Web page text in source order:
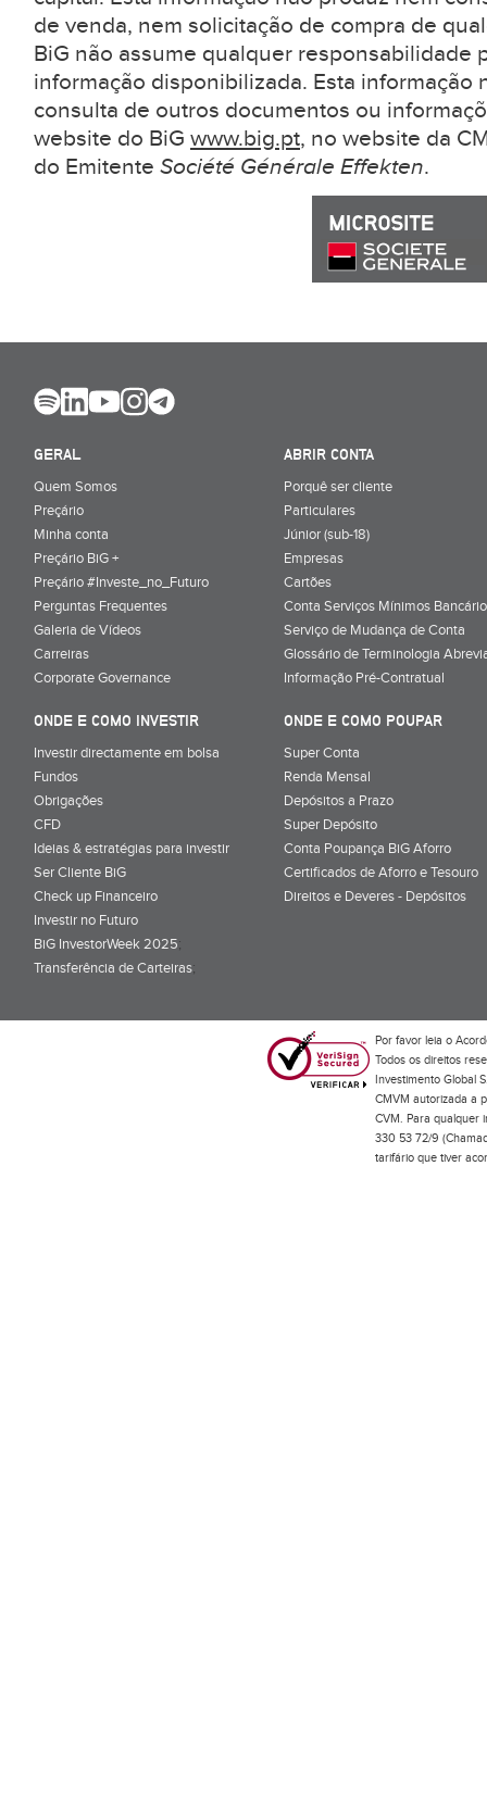
de venda, nem solicitação de compra de
BiG não assume qualquer responsabilidade
informação disponibilizada. Esta informação
consulta de outros documentos ou
website do BiG www.big.pt, no website da
do Emitente Société Générale Effekten.
GERAL
Quem Somos
Preçário
Minha conta
Preçário BiG +
Preçário #Investe_no_Futuro
Perguntas Frequentes
Galeria de Vídeos
Carreiras
Corporate Governance
ABRIR CONTA
Porquê ser cliente
Particulares
Júnior (sub-18)
Empresas
Cartões
Conta Serviços Mínimos
Serviço de Mudança de Conta
Glossário de Terminologia
Informação Pré-Contratual
ONDE E COMO INVESTIR
Investir directamente em bolsa
Fundos
Obrigações
CFD
Ideias & estratégias para investir
Ser Cliente BiG
Check up Financeiro
Investir no Futuro
BiG InvestorWeek 2025;
Transferência de Carteiras;
ONDE E COMO POUPAR
Super Conta
Renda Mensal
Depósitos a Prazo
Super Depósito
Conta Poupança BiG Aforro
Certificados de Aforro e Tesouro
Direitos e Deveres - Depósitos
Por favor leia o
Todos os direitos
Investimento Global
CMVM autorizada a
CVM. Para qualquer
330 53 72/9
tarifário que tiver